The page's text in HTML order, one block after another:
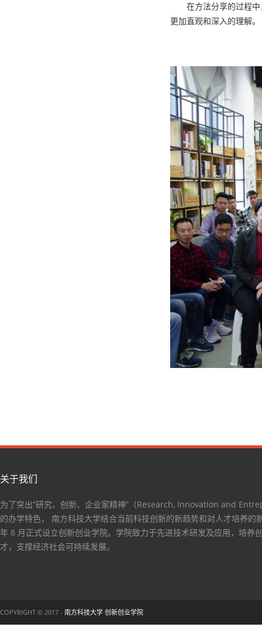
在方法分享的过程中
更加直观和深入的理解。
关于我们
为了突出“研究、创新、企业家精神”（Research, Innovation and
的办学特色， 南方科技大学结合当前科技创新的新趋势和对人才培养的
年 8 月正式设立创新创业学院。学院致力于先进技术研发及应用，培养
才，支撑经济社会可持续发展。
COPYRIGHT © 2017 - 南方科技大学 创新创业学院